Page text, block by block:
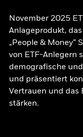
November 2025
Anlageprodukt,
„People & Money“
von ETF-Anlegern
demografische
und präsentiert
Vertrauen und das
stärken.